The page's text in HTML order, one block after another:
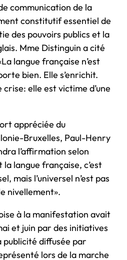
communication de la
constitutif essentiel de
des pouvoirs publics et la
Mme Distinguin a cité
langue française n’est
bien. Elle s’enrichit.
crise: elle est victime d’une
appréciée du
Bruxelles, Paul-Henry
l’affirmation selon
langue française, c’est
mais l’universel n’est pas
nivellement».
à la manifestation avait
et juin par des initiatives
publicité diffusée par
lors de la marche